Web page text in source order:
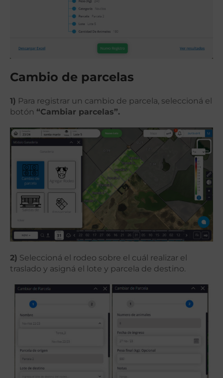
Cambio de parcelas
1) Para registrar un cambio de parcela, seleccioná el
botón “Cambiar parcelas”.
2) Seleccioná el rodeo sobre el cuál realizar el
traslado y asigná el lote y parcela de destino.